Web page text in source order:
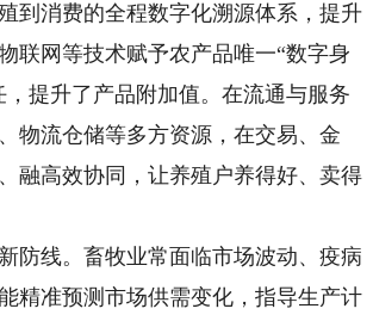
消费的全程数字化溯源体系，提升
联网等技术赋予农产品唯一“数字身
提升了产品附加值。在流通与服务
物流仓储等多方资源，在交易、金
融高效协同，让养殖户养得好、卖得
线。畜牧业常面临市场波动、疫病
精准预测市场供需变化，指导生产计